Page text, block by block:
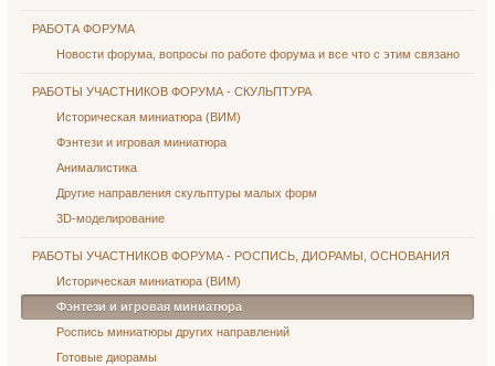
РАБОТА ФОРУМА
Новости форума, вопросы по работе форума и все что с этим связано
РАБОТЫ УЧАСТНИКОВ ФОРУМА - СКУЛЬПТУРА
Историческая миниатюра (ВИМ)
Фэнтези и игровая миниатюра
Анималистика
Другие направления скульптуры малых форм
3D-моделирование
РАБОТЫ УЧАСТНИКОВ ФОРУМА - РОСПИСЬ, ДИОРАМЫ, ОСНОВАНИЯ
Историческая миниатюра (ВИМ)
Фэнтези и игровая миниатюра
Роспись миниатюры других направлений
Готовые диорамы